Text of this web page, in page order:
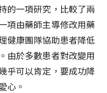
的一項研究，比較了兩
項由藥師主導修改用藥
健康團隊協助患者降低
由於多數患者對改變用
乎可以肯定，要成功降
心。